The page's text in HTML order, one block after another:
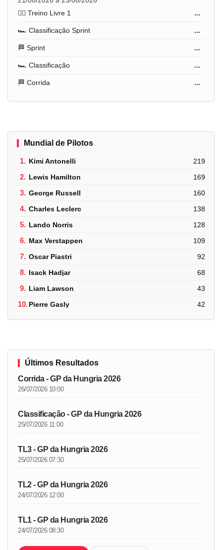
🏋️‍♂️ Treino Livre 1
...
🏎️ Classificação Sprint ...
🏁 Sprint ...
🏎️ Classificação ...
🏁 Corrida ...
Mundial de Pilotos
1. Kimi Antonelli 219
2. Lewis Hamilton 169
3. George Russell 160
4. Charles Leclerc 138
5. Lando Norris 128
6. Max Verstappen 109
7. Oscar Piastri 92
8. Isack Hadjar 68
9. Liam Lawson 43
10.Pierre Gasly 42
Últimos Resultados
Corrida - GP da Hungria 2026
26/07/2026 10:00
Classificação - GP da Hungria 2026
25/07/2026 11:00
TL3 - GP da Hungria 2026
25/07/2026 07:30
TL2 - GP da Hungria 2026
24/07/2026 12:00
TL1 - GP da Hungria 2026
24/07/2026 08:30